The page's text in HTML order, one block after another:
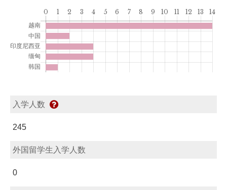
入学人数
245
外国留学生入学人数
0